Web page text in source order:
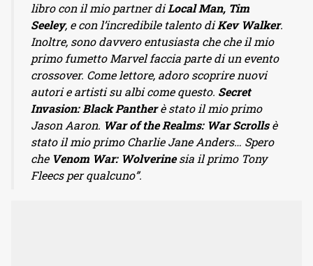
libro con il mio partner diLocal Man, Tim
Seeley, e con l’incredibile talento diKev Walker.
Inoltre, sono davvero entusiasta che che il mio
primo fumetto Marvel faccia parte di un evento
crossover. Come lettore, adoro scoprire nuovi
autori e artisti su albi come questo. Secret
Invasion: Black Pantherè stato il mio primo
Jason Aaron. War of the Realms: War Scrollsè
stato il mio primo Charlie Jane Anders… Spero
che Venom War: Wolverinesia il primo Tony
Fleecs per qualcuno”.